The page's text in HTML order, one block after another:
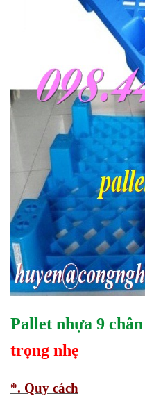
Pallet nhựa 9 chân
trọng nhẹ
*. Quy cách